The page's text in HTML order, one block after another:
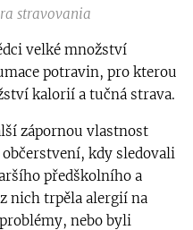
stravovania
velké množství
potravin, pro kterou
kalorií a tučná strava.
zápornou vlastnost
kdy sledovali
předškolního a
nich trpěla alergií na
nebo byli